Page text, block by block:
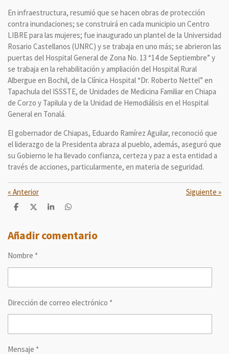
En infraestructura, resumió que se hacen obras de protección
contra inundaciones; se construirá en cada municipio un Centro
LIBRE para las mujeres; fue inaugurado un plantel de la Universidad
Rosario Castellanos (UNRC) y se trabaja en uno más; se abrieron las
puertas del Hospital General de Zona No. 13 “14 de Septiembre” y
se trabaja en la rehabilitación y ampliación del Hospital Rural
Albergue en Bochil, de la Clínica Hospital “Dr. Roberto Nettel” en
Tapachula del ISSSTE, de Unidades de Medicina Familiar en Chiapa
de Corzo y Tapilula y de la Unidad de Hemodiálisis en el Hospital
General en Tonalá.
El gobernador de Chiapas, Eduardo Ramírez Aguilar, reconoció que
el liderazgo de la Presidenta abraza al pueblo, además, aseguró que
su Gobierno le ha llevado confianza, certeza y paz a esta entidad a
través de acciones, particularmente, en materia de seguridad.
« Anterior Siguiente »
C
p
a
t
C
p
a
C
p
a
C
p
a
Añadir comentario
Nombre *
Dirección de correo electrónico *
Mensaje *